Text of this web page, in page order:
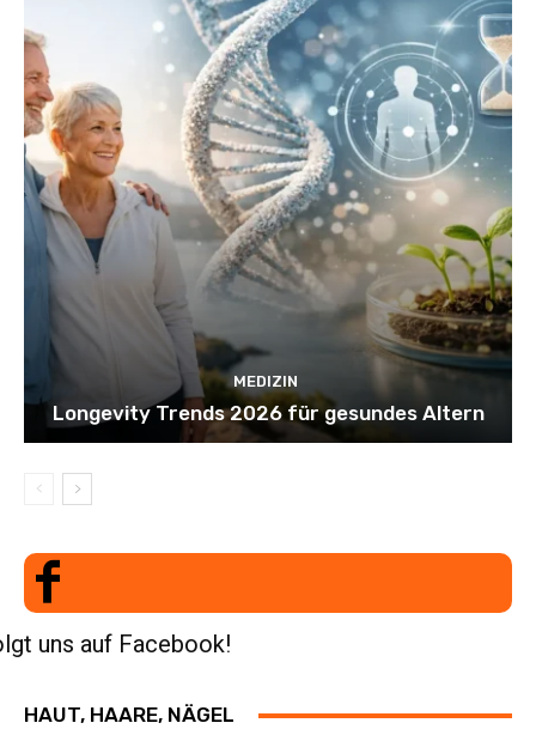
MEDIZIN
Longevity Trends 2026 für gesundes Altern
uns auf Facebook!
HAUT, HAARE, NÄGEL